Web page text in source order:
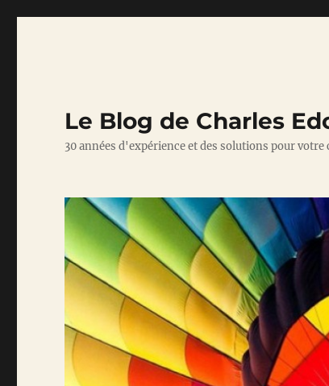
Le Blog de Charles
30 années d'expérience et des solutions pour